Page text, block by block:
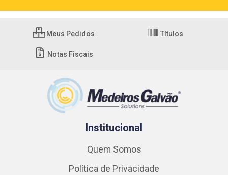
Meus Pedidos Títulos
Notas Fiscais
Institucional
Quem Somos
Política de Privacidade